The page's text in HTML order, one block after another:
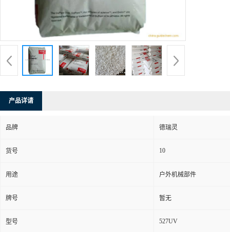
产品详请
品牌 德瑞灵
货号 10
用途 户外机械部件
牌号 暂无
型号 527UV